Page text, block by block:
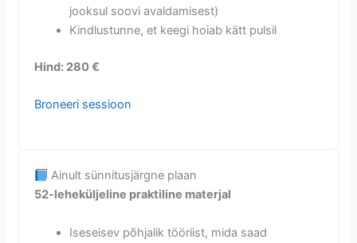
jooksul soovi avaldamisest)
Kindlustunne, et keegi hoiab kätt pulsil
Hind: 280 €
Broneeri sessioon
Ainult sünnitusjärgne plaan
52-leheküljeline praktiline materjal
Iseseisev põhjalik tööriist, mida saad